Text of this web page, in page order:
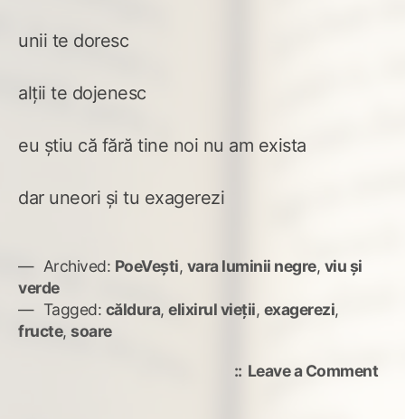
unii te doresc
alții te dojenesc
eu știu că fără tine noi nu am exista
dar uneori și tu exagerezi
Archived: PoeVești, vara luminii negre, viu și
verde
Tagged: căldura, elixirul vieții, exagerezi,
fructe, soare
Leave a Commenton